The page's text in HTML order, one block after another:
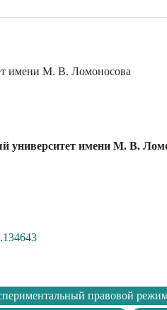
имени М. В. Ломоносова
университет имени М. В.
правовой